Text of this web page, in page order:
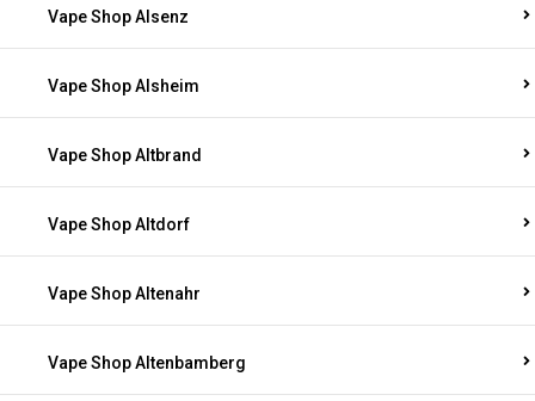
Vape Shop Alsenz
Vape Shop Alsheim
Vape Shop Altbrand
Vape Shop Altdorf
Vape Shop Altenahr
Vape Shop Altenbamberg